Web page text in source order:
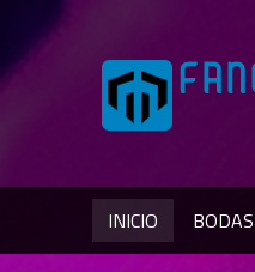
INICIO BODAS